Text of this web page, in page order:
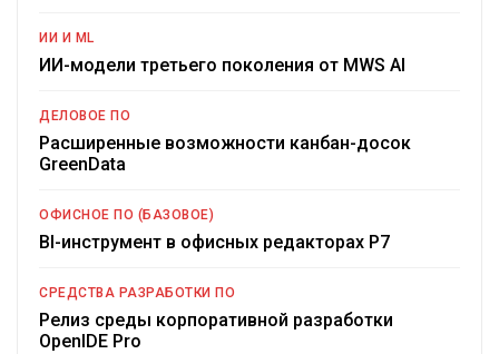
ИИ И ML
ИИ-модели третьего поколения от MWS AI
ДЕЛОВОЕ ПО
Расширенные возможности канбан-досок
GreenData
ОФИСНОЕ ПО (БАЗОВОЕ)
BI-инструмент в офисных редакторах Р7
СРЕДСТВА РАЗРАБОТКИ ПО
Релиз среды корпоративной разработки
OpenIDE Pro